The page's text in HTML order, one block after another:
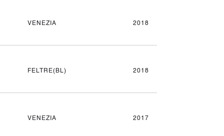
VENEZIA 2018
FELTRE(BL) 2018
VENEZIA 2017